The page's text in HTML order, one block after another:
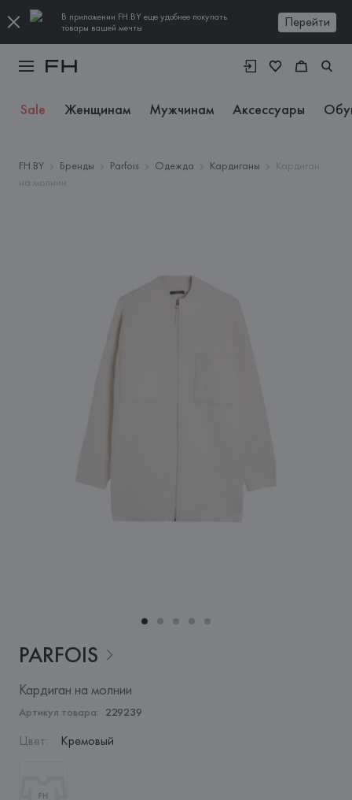
В приложении FH.BY еще удобнее покупать
товары вашей мечты
Перейти
Sale Женщинам Мужчинам Аксессуары
FH.BY Бренды Parfois Одежда Кардиганы
Кардиган
на молнии
PARFOIS
Кардиган на молнии
Артикул товара: 229239
Цвет: Кремовый